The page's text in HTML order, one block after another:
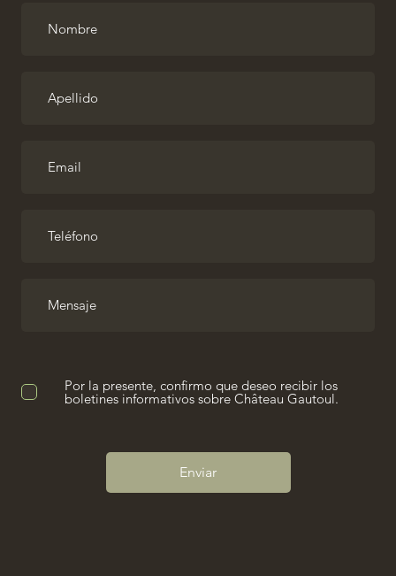
Enviar
Por la presente, confirmo que deseo recibir los
boletines informativos sobre Château Gautoul.